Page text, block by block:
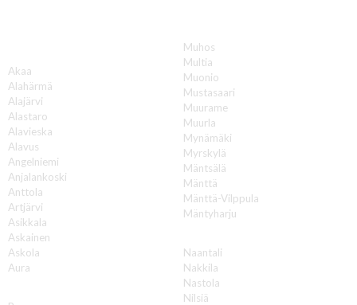
Akaa
Alahärmä
Alajärvi
Alastaro
Alavieska
Alavus
Angelniemi
Anjalankoski
Anttola
Artjärvi
Asikkala
Askainen
Askola
Aura
Muhos
Multia
Muonio
Mustasaari
Muurame
Muurla
Mynämäki
Myrskylä
Mäntsälä
Mänttä
Mänttä-Vilppula
Mäntyharju
Naantali
Nakkila
Nastola
Nilsiä